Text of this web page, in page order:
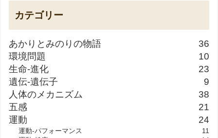
カテゴリー
あかりとみのりの物語
36
環境問題
10
生命-進化
23
遺伝-遺伝子
9
人体のメカニズム
38
五感
21
運動
24
運動-パフォーマンス
11